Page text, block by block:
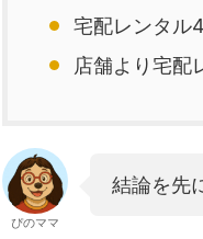
宅配レンタル
店舗より宅配
ぴのママ
結論を先